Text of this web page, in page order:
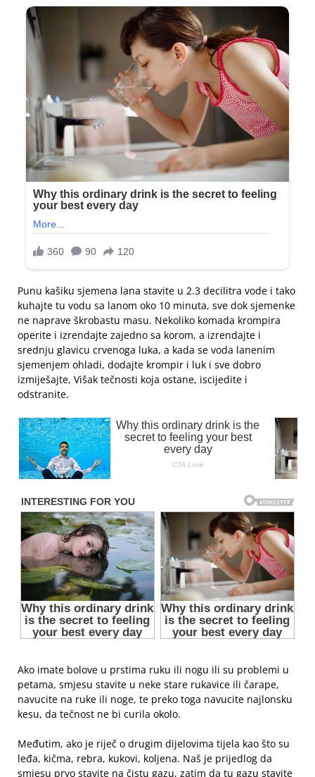
Punu kašiku sjemena lana stavite u 2.3 decilitra vode i tako
kuhajte tu vodu sa lanom oko 10 minuta, sve dok sjemenke
ne naprave škrobastu masu. Nekoliko komada krompira
operite i izrendajte zajedno sa korom, a izrendajte i
srednju glavicu crvenoga luka, a kada se voda lanenim
sjemenjem ohladi, dodajte krompir i luk i sve dobro
izmiješajte, Višak tečnosti koja ostane, iscijedite i
odstranite.
Ako imate bolove u prstima ruku ili nogu ili su problemi u
petama, smjesu stavite u neke stare rukavice ili čarape,
navucite na ruke ili noge, te preko toga navucite najlonsku
kesu, da tečnost ne bi curila okolo.
Međutim, ako je riječ o drugim dijelovima tijela kao što su
leđa, kičma, rebra, kukovi, koljena. Naš je prijedlog da
smjesu prvo stavite na čistu gazu, zatim da tu gazu stavite